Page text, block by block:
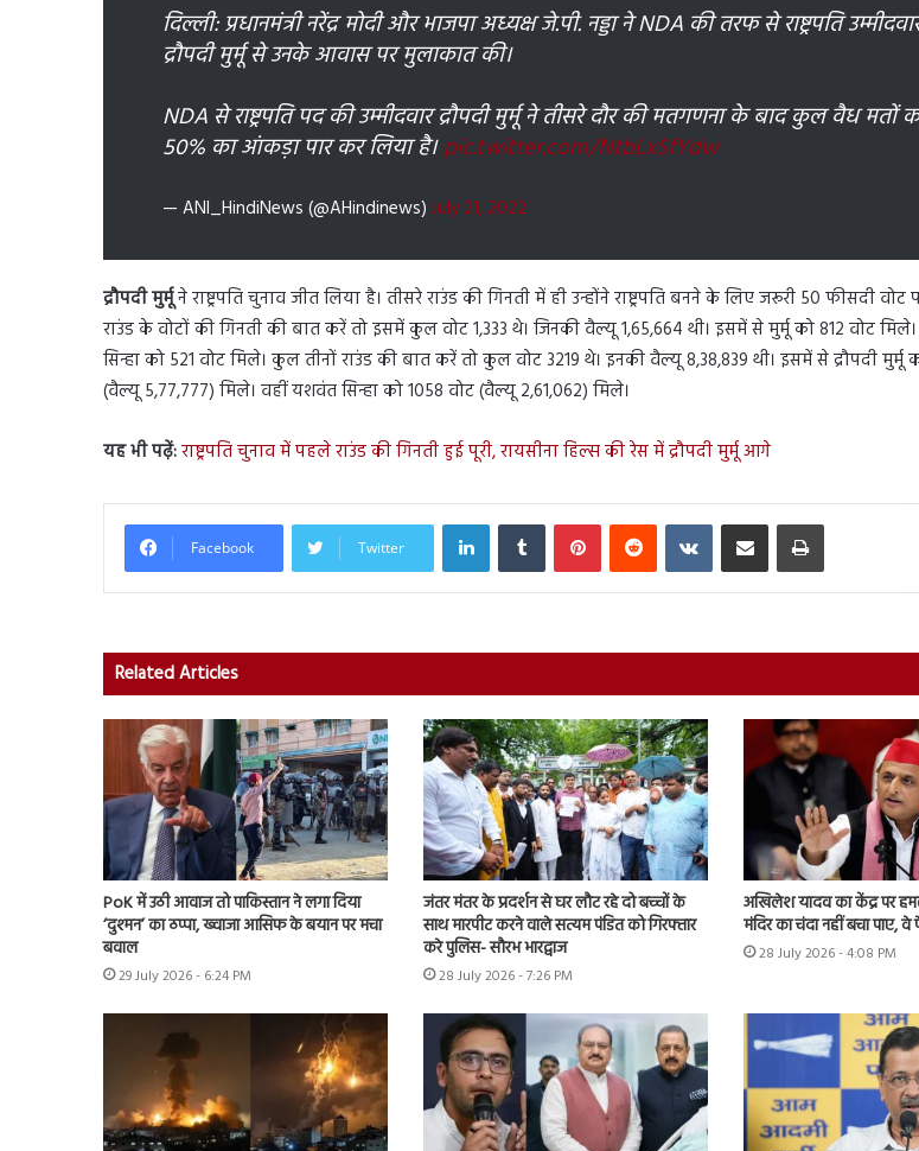
दिल्ली: प्रधानमंत्री नरेंद्र मोदी और भाजपा अध्यक्ष जे.पी. नड्डा ने NDA की तरफ से राष्ट्रपति
द्रौपदी मुर्मू से उनके आवास पर मुलाकात की।
NDA से राष्ट्रपति पद की उम्मीदवार द्रौपदी मुर्मू ने तीसरे दौर की मतगणना के बाद कुल वैध मतों
50% का आंकड़ा पार कर लिया है।pic.twitter.com/NtbLxSfYdw
— ANI_HindiNews (@AHindinews) July 21, 2022
द्रौपदी मुर्मूने राष्ट्रपति चुनाव जीत लिया है। तीसरे राउंड की गिनती में ही उन्होंने राष्ट्रपति बनने के लिए जरूरी 50 फीसदी वोट
राउंड के वोटों की गिनती की बात करें तो इसमें कुल वोट 1,333 थे। जिनकी वैल्यू 1,65,664 थी। इसमें से मुर्मू को 812 वोट
सिन्हा को 521 वोट मिले। कुल तीनों राउंड की बात करें तो कुल वोट 3219 थे। इनकी वैल्यू 8,38,839 थी। इसमें से द्रौपदी मुर्मू
(वैल्यू 5,77,777) मिले। वहीं यशवंत सिन्हा को 1058 वोट (वैल्यू 2,61,062) मिले।
यह भी पढ़ें:राष्ट्रपति चुनाव में पहले राउंड की गिनती हुई पूरी, रायसीना हिल्स की रेस में द्रौपदी मुर्मू आगे
Facebook Twitter
LinkedInTumblr PinterestReddit VKontakteShare via Email Print
Related Articles
PoK में उठी आवाज तो पाकिस्तान ने लगा दिया
‘दुश्मन’ का ठप्पा, ख्वाजा आसिफ के बयान पर मचा
बवाल
29 July 2026 - 6:24 PM
जंतर मंतर के प्रदर्शन से घर लौट रहे दो बच्चों के
साथ मारपीट करने वाले सत्यम पंडित को गिरफ्तार
करे पुलिस- सौरभ भारद्वाज
28 July 2026 - 7:26 PM
अखिलेश यादव का केंद्र पर
मंदिर का चंदा नहीं बचा पाए,
28 July 2026 - 4:08 PM